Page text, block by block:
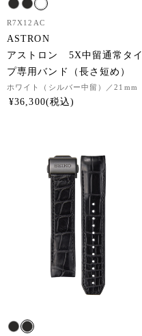
R7X12AC
ASTRON
アストロン 5X中留通常タイ
プ専用バンド（長さ短め）
ホワイト（シルバー中留） ／21mm
¥36,300